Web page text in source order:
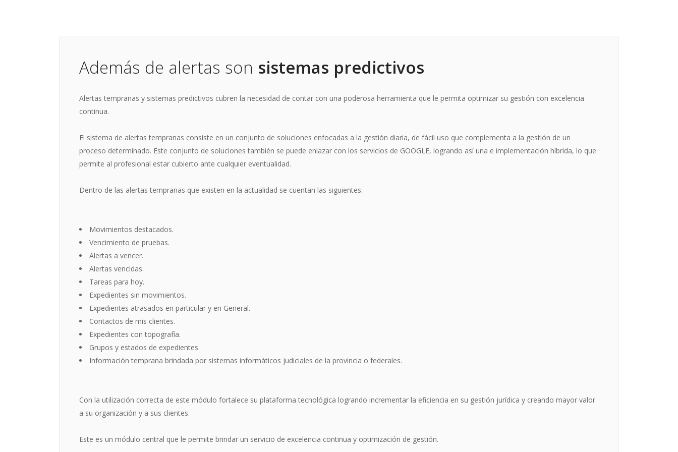
Además de alertas son sistemas predictivos
Alertas tempranas y sistemas predictivos cubren la necesidad de contar con una poderosa herramienta que le permita optimizar su gestión con excelencia
continua.
El sistema de alertas tempranas consiste en un conjunto de soluciones enfocadas a la gestión diaria, de fácil uso que complementa a la gestión de un
proceso determinado. Este conjunto de soluciones también se puede enlazar con los servicios de GOOGLE, logrando así una e implementación híbrida, lo que
permite al profesional estar cubierto ante cualquier eventualidad.
Dentro de las alertas tempranas que existen en la actualidad se cuentan las siguientes:
Movimientos destacados.
Vencimiento de pruebas.
Alertas a vencer.
Alertas vencidas.
Tareas para hoy.
Expedientes sin movimientos.
Expedientes atrasados en particular y en General.
Contactos de mis clientes.
Expedientes con topografía.
Grupos y estados de expedientes.
Información temprana brindada por sistemas informáticos judiciales de la provincia o federales.
Con la utilización correcta de este módulo fortalece su plataforma tecnológica logrando incrementar la eficiencia en su gestión jurídica y creando mayor valor
a su organización y a sus clientes.
Este es un módulo central que le permite brindar un servicio de excelencia continua y optimización de gestión.